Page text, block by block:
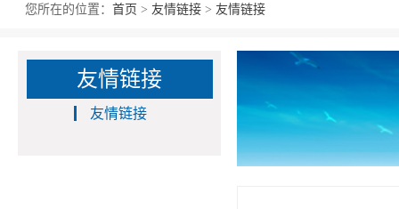
您所在的位置： 首页 > 友情链接 > 友情链接
友情链接
友情链接